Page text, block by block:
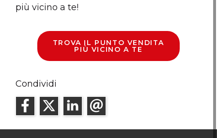
più vicino a te!
TROVA IL PUNTO VENDITA
PIÙ VICINO A TE
Condividi